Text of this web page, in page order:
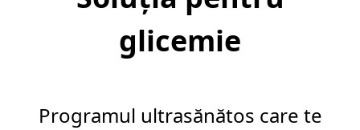
glicemie
Programul ultrasănătos care te